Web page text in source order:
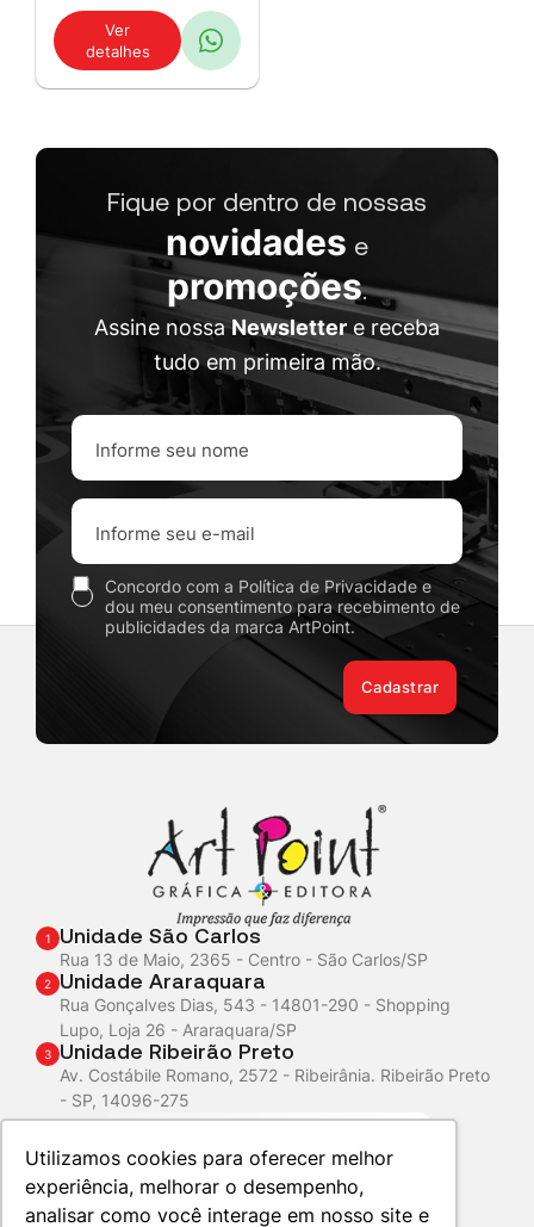
Utilizamos cookies para oferecer melhor
experiência, melhorar o desempenho,
analisar como você interage em nosso site e
Ver
detalhes
Fique por dentro de nossas
novidades e
promoções.
Assine nossaNewslettere receba
tudo em primeira mão.
Concordo com a Política de Privacidade e
dou meu consentimento para recebimento de
publicidades da marca ArtPoint.
Cadastrar
1 Unidade São Carlos
Rua 13 de Maio, 2365 - Centro - São Carlos/SP
2 Unidade Araraquara
Rua Gonçalves Dias, 543 - 14801-290 - Shopping
Lupo, Loja 26 - Araraquara/SP
3 Unidade Ribeirão Preto
Av. Costábile Romano, 2572 - Ribeirânia. Ribeirão Preto
- SP, 14096-275
AtendimentoWhatsApp